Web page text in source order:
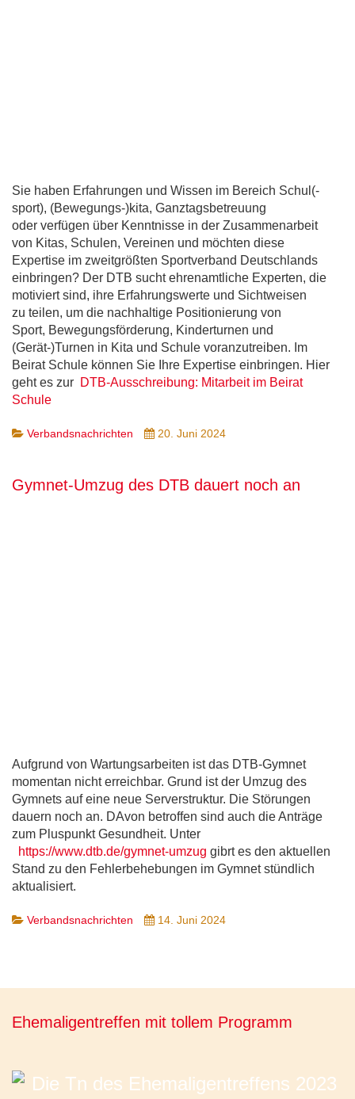
Sie haben Erfahrungen und Wissen im Bereich Schul(-
sport), (Bewegungs-)kita, Ganztagsbetreuung
oder verfügen über Kenntnisse in der Zusammenarbeit
von Kitas, Schulen, Vereinen und möchten diese
Expertise im zweitgrößten Sportverband Deutschlands
einbringen? Der DTB sucht ehrenamtliche Experten, die
motiviert sind, ihre Erfahrungswerte und Sichtweisen
zu teilen, um die nachhaltige Positionierung von
Sport, Bewegungsförderung, Kinderturnen und
(Gerät-)Turnen in Kita und Schule voranzutreiben. Im
Beirat Schule können Sie Ihre Expertise einbringen. Hier
geht es zur DTB-Ausschreibung: Mitarbeit im Beirat
Schule
Verbandsnachrichten 20. Juni 2024
Gymnet-Umzug des DTB dauert noch an
Aufgrund von Wartungsarbeiten ist das DTB-Gymnet
momentan nicht erreichbar. Grund ist der Umzug des
Gymnets auf eine neue Serverstruktur. Die Störungen
dauern noch an. DAvon betroffen sind auch die Anträge
zum Pluspunkt Gesundheit. Unter
https://www.dtb.de/gymnet-umzug gibrt es den aktuellen
Stand zu den Fehlerbehebungen im Gymnet stündlich
aktualisiert.
Verbandsnachrichten 14. Juni 2024
Ehemaligentreffen mit tollem Programm